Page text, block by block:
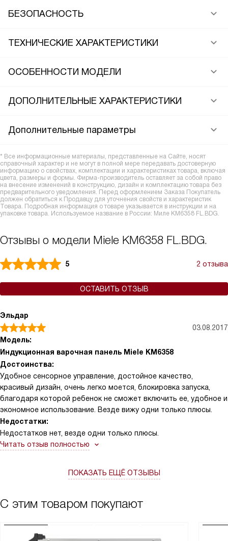
БЕЗОПАСНОСТЬ
ТЕХНИЧЕСКИЕ ХАРАКТЕРИСТИКИ
ОСОБЕННОСТИ МОДЕЛИ
ДОПОЛНИТЕЛЬНЫЕ ХАРАКТЕРИСТИКИ
Дополнительные параметры
* Все информационные материалы, представленные на Сайте, носят
справочный характер и не могут в полной мере передавать достоверную
информацию о свойствах, комплектации и характеристиках товара, включая
цвета, размеры и формы. Фирма-производитель оставляет за собой право
на внесение изменений в конструкцию, дизайн и комплектацию товара без
предварительного уведомления. Перед оформлением Заказа Покупатель
должен обратиться к Продавцу для уточнения свойств и характеристик
Товара. Подробная информация о товаре указывается в инструкции и на
упаковке товара. Используемое название в России: Миле KM6358 FL.BDG.
Отзывы о модели Miele KM6358 FL.BDG.
5 2 отзыва
ОСТАВИТЬ ОТЗЫВ
Эльдар
03.08.2017
Модель:
Индукционная варочная панель Miele KM6358
Достоинства:
Удобное сенсорное управление, достойное качество,
красивый дизайн, очень легко моется, блокировка запуска,
благодаря которой ребенок не сможет включить ее, удобное и
экономное использование. Везде вижу одни только плюсы.
Недостатки:
Недостатков нет, везде одни только плюсы.
Читать отзыв полностью
ПОКАЗАТЬ ЕЩЁ ОТЗЫВЫ
С этим товаром покупают